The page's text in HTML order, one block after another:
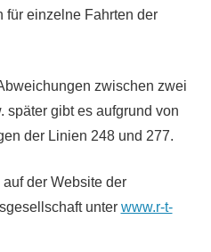
für einzelne Fahrten der
zwischen zwei
später gibt es aufgrund von
der Linien 248 und 277.
der Website der
unter www.r-t-